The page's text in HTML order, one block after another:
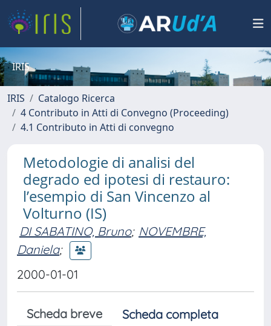
IRIS
IRIS
Catalogo Ricerca
4 Contributo in Atti di Convegno (Proceeding)
4.1 Contributo in Atti di convegno
Metodologie di analisi del
degrado ed ipotesi di restauro:
l’esempio di San Vincenzo al
Volturno (IS)
DI SABATINO, Bruno; NOVEMBRE,
Daniela;
2000-01-01
Scheda breve
Scheda completa